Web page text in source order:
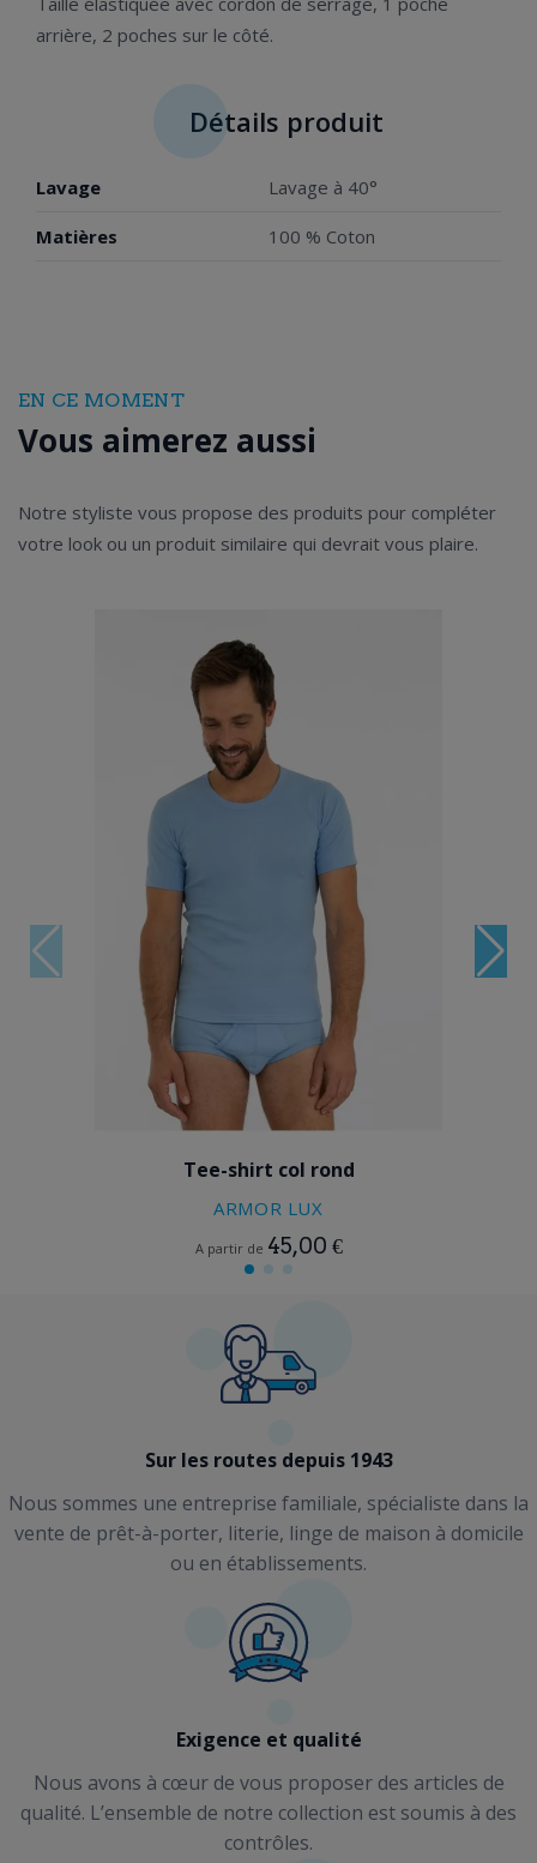
arrière, 2 poches sur le côté.
Détails produit
Lavage Lavage à 40°
Matières 100 % Coton
EN CE MOMENT
Vous aimerez aussi
Notre styliste vous propose des produits pour compléter
votre look ou un produit similaire qui devrait vous plaire.
BLEU CIEL
Tee-shirt col rond
ARMOR LUX
A partir de 45,00 €
Sur les routes depuis 1943
Nous sommes une entreprise familiale, spécialiste dans la
vente de prêt-à-porter, literie, linge de maison à domicile
ou en établissements.
Exigence et qualité
Nous avons à cœur de vous proposer des articles de
qualité. L’ensemble de notre collection est soumis à des
contrôles.